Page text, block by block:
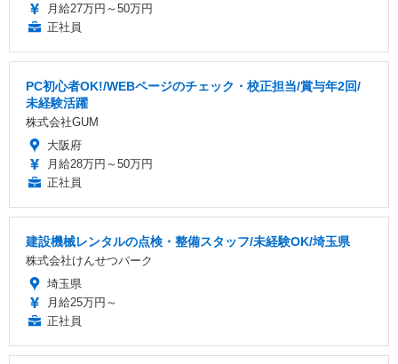
月給27万円～50万円
正社員
PC初心者OK!/WEBページのチェック・校正担当/賞与年2回/
未経験活躍
株式会社GUM
大阪府
月給28万円～50万円
正社員
建設機械レンタルの点検・整備スタッフ/未経験OK/埼玉県
株式会社けんせつパーク
埼玉県
月給25万円～
正社員